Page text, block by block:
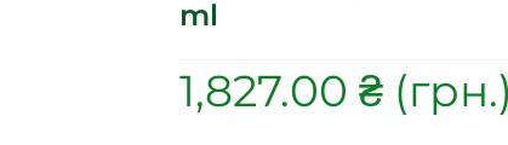
ml
1,827.00 ₴